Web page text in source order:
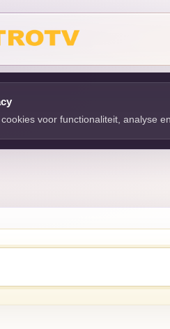
voor functionaliteit, analyse